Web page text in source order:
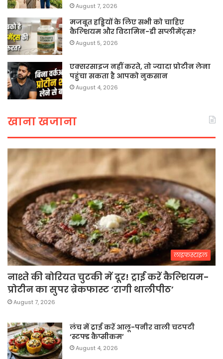
August 7, 2026
मजबूत हड्डियों के लिए सभी को चाहिए
कैल्शियम और विटामिन-डी सप्लीमेंट्स?
August 5, 2026
एक्सरसाइज नहीं करते, तो ज्यादा प्रोटीन लेना
पहुंचा सकता है आपको नुकसान
August 4, 2026
खाना खजाना
लाइफस्टाइल
नाश्ते की बोरियत चुटकी में दूर! ट्राई करें कैल्शियम-
प्रोटीन का सुपर ब्रेकफास्ट ‘रागी थालीपीठ’
August 7, 2026
लंच में ट्राई करें आलू-पनीर वाली चटपटी
‘स्टफ्ड कैप्सीकम’
August 4, 2026